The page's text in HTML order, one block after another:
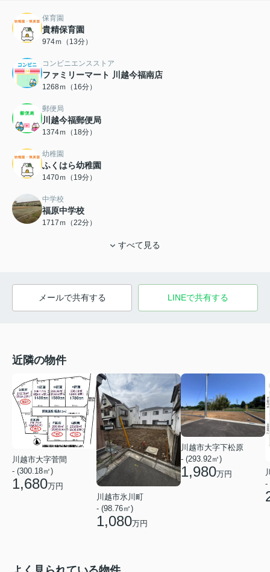
保育園
貴精保育園
974ｍ（13分）
コンビニエンスストア
ファミリーマート 川越今福南店
1268ｍ（16分）
郵便局
川越今福郵便局
1374ｍ（18分）
幼稚園
ふくはら幼稚園
1470ｍ（19分）
中学校
福原中学校
1717ｍ（22分）
すべて見る
メールで共有する LINEで共有する
近隣の物件
川越市大字菅間
- (300.18㎡)
1,680万円
川越市氷川町
- (98.76㎡)
1,080万円
川越市大字下松原
- (293.92㎡)
1,980万円
-